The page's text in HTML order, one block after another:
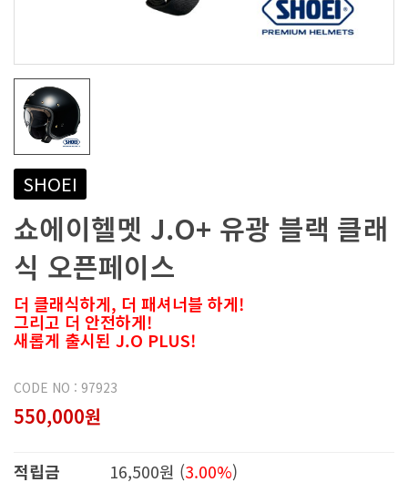
SHOEI
쇼에이헬멧 J.O+ 유광 블랙 클래
식 오픈페이스
더 클래식하게, 더 패셔너블 하게!
그리고 더 안전하게!
새롭게 출시된 J.O PLUS!
CODE NO : 97923
550,000원
적립금 16,500원 (3.00%)